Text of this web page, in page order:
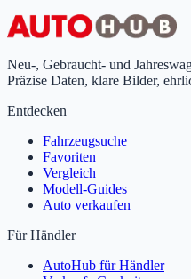
Neu-, Gebraucht- und
Präzise Daten, klare Bilder,
Entdecken
Fahrzeugsuche
Favoriten
Vergleich
Modell-Guides
Auto verkaufen
Für Händler
AutoHub für Händler